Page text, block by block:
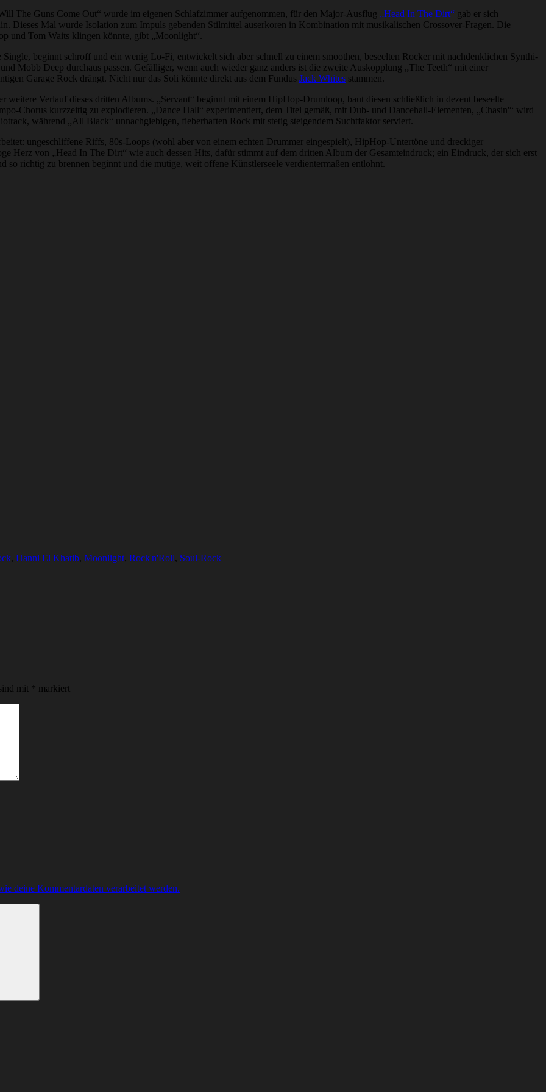
The Guns Come Out“ wurde im eigenen Schlafzimmer aufgenommen, für den Major-Ausflug „Head In The Dirt“ gab er sich
Dieses Mal wurde Isolation zum Impuls gebenden Stilmittel auserkoren in Kombination mit musikalischen Crossover-Fragen. Die
und Tom Waits klingen könnte, gibt „Moonlight“.
beginnt schroff und ein wenig Lo-Fi, entwickelt sich aber schnell zu einem smoothen, beseelten Rocker mit nachdenklichen Synthi-
Mobb Deep durchaus passen. Gefälliger, wenn auch wieder ganz anders ist die zweite Auskopplung „The Teeth“ mit einer
Garage Rock drängt. Nicht nur das Soli könnte direkt aus dem Fundus Jack Whites stammen.
weitere Verlauf dieses dritten Albums. „Servant“ beginnt mit einem HipHop-Drumloop, baut diesen schließlich in dezent beseelte
Chorus kurzzeitig zu explodieren. „Dance Hall“ experimentiert, dem Titel gemäß, mit Dub- und Dancehall-Elementen, „Chasin'“ wird
während „All Black“ unnachgiebigen, fieberhaften Rock mit stetig steigendem Suchtfaktor serviert.
ungeschliffene Riffs, 80s-Loops (wohl aber von einem echten Drummer eingespielt), HipHop-Untertöne und dreckiger
Herz von „Head In The Dirt“ wie auch dessen Hits, dafür stimmt auf dem dritten Album der Gesamteindruck; ein Eindruck, der sich erst
so richtig zu brennen beginnt und die mutige, weit offene Künstlerseele verdientermaßen entlohnt.
, Hanni El Khatib, Moonlight, Rock'n'Roll, Soul-Rock
mit * markiert
deine Kommentardaten verarbeitet werden.